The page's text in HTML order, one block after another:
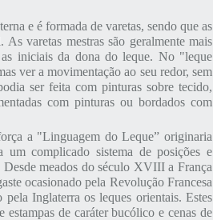
e é formada de varetas, sendo que as
varetas mestras são geralmente mais
as iniciais da dona do leque. No "leque
ver a movimentação ao seu redor, sem
ser feita com pinturas sobre tecido,
com pinturas ou bordados com
a "Linguagem do Leque” originaria
complicado sistema de posições e
Desde meados do século XVIII a França
ocasionado pela Revolução Francesa
Inglaterra os leques orientais. Estes
de caráter bucólico e cenas de